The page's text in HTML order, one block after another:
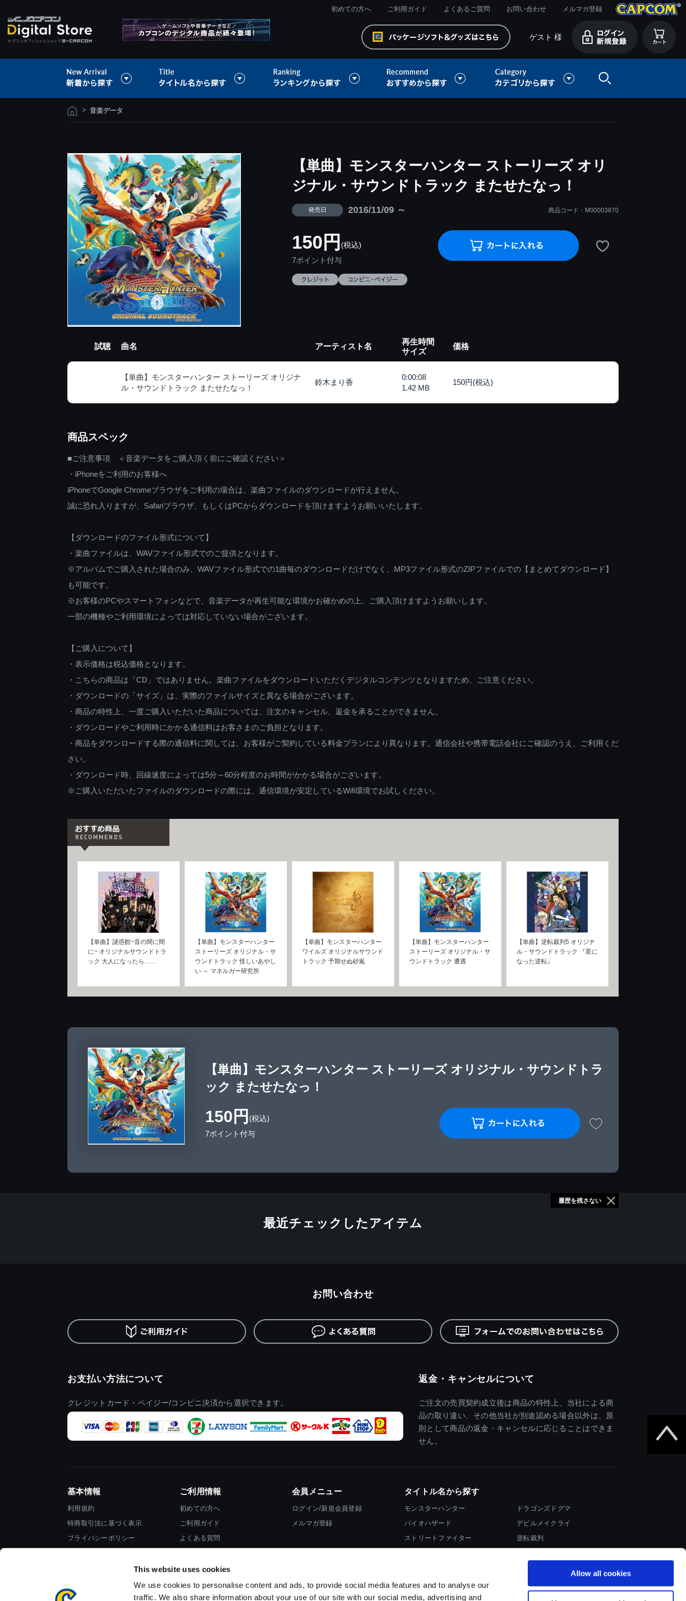
This website uses cookies
We use cookies to personalise content and ads, to provide social media features and to analyse our
traffic. We also share information about your use of our site with our social media, advertising and
Allow all cookies
初めての方へ ご利用ガイド よくあるご質問 お問い合わせ メルマガ登録
ゲスト 様
> 音楽データ
【単曲】モンスターハンター ストーリーズ オリ
ジナル・サウンドトラック またせたなっ！
発売日 2016/11/09 ～ 商品コード：M00003870
150円 (税込)
7ポイント付与
試聴 曲名 アーティスト名
再生時間
サイズ
価格
【単曲】モンスターハンター ストーリーズ オリジナ
ル・サウンドトラック またせたなっ！
鈴木まり香
0:00:08
1.42 MB
150円(税込)
商品スペック
■ご注意事項 ＜音楽データをご購入頂く前にご確認ください＞
・iPhoneをご利用のお客様へ
iPhoneでGoogle Chromeブラウザをご利用の場合は、楽曲ファイルのダウンロードが行えません。
誠に恐れ入りますが、Safariブラウザ、もしくはPCからダウンロードを頂けますようお願いいたします。
【ダウンロードのファイル形式について】
・楽曲ファイルは、WAVファイル形式でのご提供となります。
※アルバムでご購入された場合のみ、WAVファイル形式での1曲毎のダウンロードだけでなく、MP3ファイル形式のZIPファイルでの【まとめてダウンロード】
も可能です。
※お客様のPCやスマートフォンなどで、音楽データが再生可能な環境かお確かめの上、ご購入頂けますようお願いします。
一部の機種やご利用環境によっては対応していない場合がございます。
【ご購入について】
・表示価格は税込価格となります。
・こちらの商品は「CD」ではありません。楽曲ファイルをダウンロードいただくデジタルコンテンツとなりますため、ご注意ください。
・ダウンロードの「サイズ」は、実際のファイルサイズと異なる場合がございます。
・商品の特性上、一度ご購入いただいた商品については、注文のキャンセル、返金を承ることができません。
・ダウンロードやご利用時にかかる通信料はお客さまのご負担となります。
・商品をダウンロードする際の通信料に関しては、お客様がご契約している料金プランにより異なります。通信会社や携帯電話会社にご確認のうえ、ご利用くだ
さい。
・ダウンロード時、回線速度によっては5分～60分程度のお時間がかかる場合がございます。
※ご購入いただいたファイルのダウンロードの際には、通信環境が安定しているWifi環境でお試しください。
【単曲】謎惑館~音の間に間
に~ オリジナルサウンドトラ
ック 大人になったら……
【単曲】モンスターハンター
ストーリーズ オリジナル・サ
ウンドトラック 怪しいあやし
い ～ マネルガー研究所
【単曲】モンスターハンター
ワイルズ オリジナルサウンド
トラック 予期せぬ砂嵐
【単曲】モンスターハンター
ストーリーズ オリジナル・サ
ウンドトラック 遭遇
【単曲】逆転裁判5 オリジナ
ル・サウンドトラック 『星に
なった逆転』
【単曲】モンスターハンター ストーリーズ オリジナル・サウンドトラ
ック またせたなっ！
150円 (税込)
7ポイント付与
最近チェックしたアイテム
履歴を残さない
お支払い方法について
クレジットカード・ペイジー/コンビニ決済から選択できます。
返金・キャンセルについて
ご注文の売買契約成立後は商品の特性上、当社による商
品の取り違い、その他当社が別途認める場合以外は、原
則として商品の返金・キャンセルに応じることはできま
せん。
お問い合わせ
基本情報
利用規約
特商取引法に基づく表示
プライバシーポリシー
ご利用情報
初めての方へ
ご利用ガイド
よくある質問
会員メニュー
ログイン/新規会員登録
メルマガ登録
タイトル名から探す
モンスターハンター
バイオハザード
ストリートファイター
ドラゴンズドグマ
デビルメイクライ
逆転裁判